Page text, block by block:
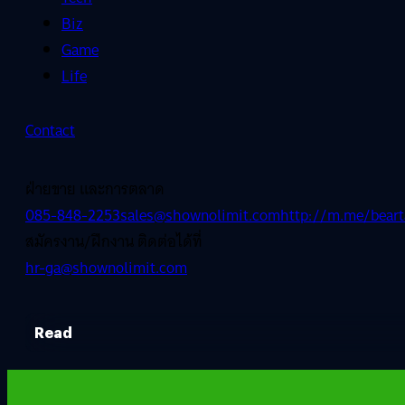
Biz
Game
Life
Contact
ฝ่ายขาย และการตลาด
085-848-2253sales@shownolimit.comhttp://m.me/
สมัครงาน/ฝึกงาน ติดต่อได้ที่
hr-ga@shownolimit.com
Read